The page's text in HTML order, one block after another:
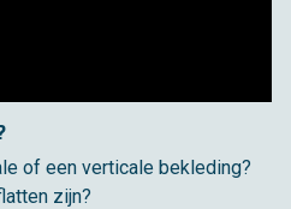
of een ver­ti­ca­le be­kle­ding?
zijn?